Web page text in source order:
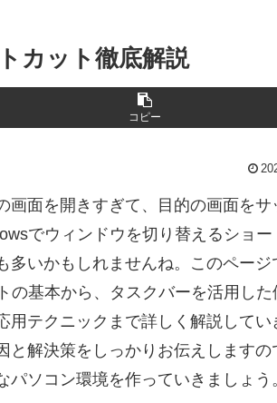
カット徹底解説
コピー
画面を開きすぎて、目的の画面をサ
でウィンドウを切り替えるショー
いかもしれませんね。このページ
の基本から、タスクバーを活用した
テクニックまで詳しく解説してい
と解決策をしっかりお伝えしますの
ソコン環境を作っていきましょう